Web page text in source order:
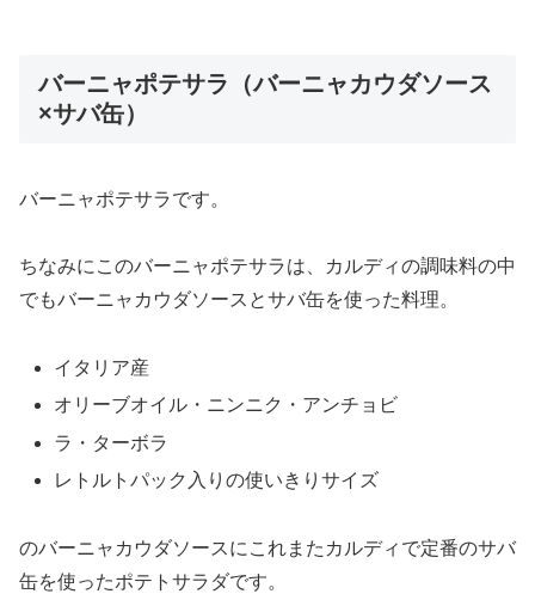
バーニャポテサラ（バーニャカウダソース
×サバ缶）
バーニャポテサラです。
ちなみにこのバーニャポテサラは、カルディの調味料の中
でもバーニャカウダソースとサバ缶を使った料理。
イタリア産
オリーブオイル・ニンニク・アンチョビ
ラ・ターボラ
レトルトパック入りの使いきりサイズ
のバーニャカウダソースにこれまたカルディで定番のサバ
缶を使ったポテトサラダです。